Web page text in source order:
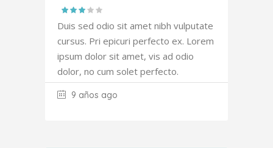
Duis sed odio sit amet nibh vulputate
cursus. Pri epicuri perfecto ex. Lorem
ipsum dolor sit amet, vis ad odio
dolor, no cum solet perfecto.
9 años ago